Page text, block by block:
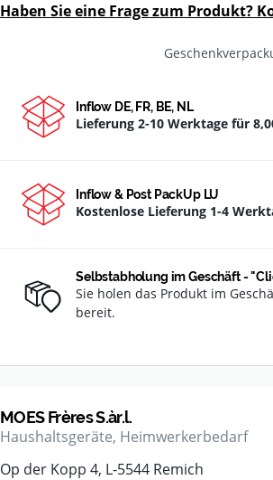
Haben Sie eine Frage zum Produkt?
Inflow DE, FR, BE, NL
Lieferung 2-10 Werktage für
Inflow & Post PackUp LU
Kostenlose Lieferung 1-4
Selbstabholung im Geschäft -
Sie holen das Produkt im
bereit.
MOES Frères S.àr.l.
Haushaltsgeräte, Heimwerkerbedarf
Op der Kopp 4, L-5544 Remich